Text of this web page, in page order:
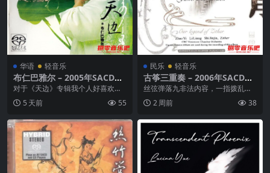
华语 轻音乐
布仁巴雅尔 – 2005年SACD系
列 – 天边 DSD DSF
对于《天边》专辑我个人好喜欢这
唱片里面的歌，音乐感丰富，不仅
表现出民族音乐富于浓...
5 天前 55
民乐 轻音乐
古筝三重奏 – 2006年SACD系
列 – 春花秋月 Dsf
丝弦弹落九非法内容，一指拨乱半
空星;澹抹轻挑总有序，惊走红鱼漪
涟清。凋似落梅三两...
2 周前 38